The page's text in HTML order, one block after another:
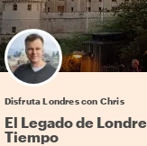
Disfruta Londres con Chris
El Legado de
Tiempo